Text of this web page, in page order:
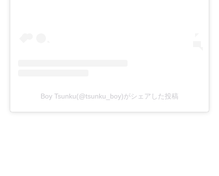
Boy Tsunku(@tsunku_boy)がシェアした投稿